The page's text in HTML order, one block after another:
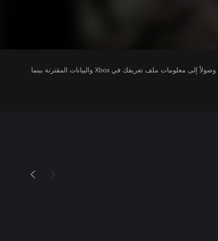
يتلقى ناشرو الألعاب التي تقوم بتشغيلها وصولاً إلى معلومات ملف تعريفك في Xbox والبيانات المقترنة بينما